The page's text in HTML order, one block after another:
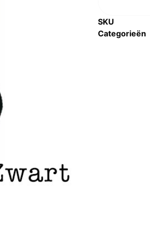
SKU
Categorieën